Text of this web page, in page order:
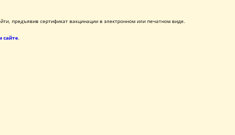
предъявив сертификат вакцинации в электронном или печатном виде.
сайте.